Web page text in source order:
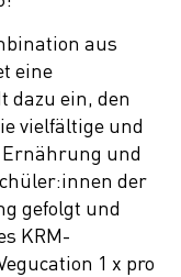
aus
eine
dazu ein, den
vielfältige und
Ernährung und
der
gefolgt und
KRM-
1 x pro